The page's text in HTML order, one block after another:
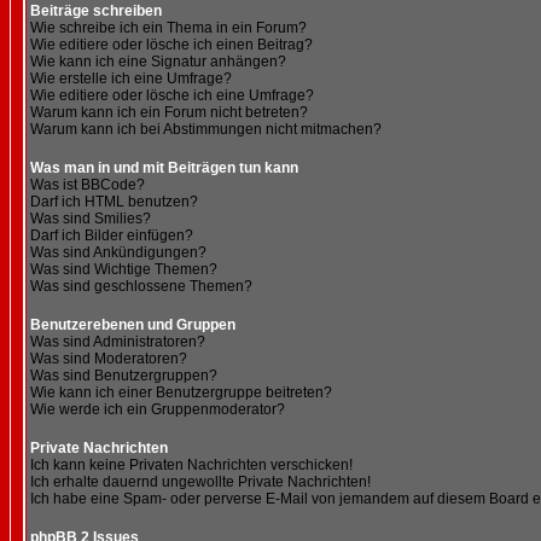
Beiträge schreiben
Wie schreibe ich ein Thema in ein Forum?
Wie editiere oder lösche ich einen Beitrag?
Wie kann ich eine Signatur anhängen?
Wie erstelle ich eine Umfrage?
Wie editiere oder lösche ich eine Umfrage?
Warum kann ich ein Forum nicht betreten?
Warum kann ich bei Abstimmungen nicht mitmachen?
Was man in und mit Beiträgen tun kann
Was ist BBCode?
Darf ich HTML benutzen?
Was sind Smilies?
Darf ich Bilder einfügen?
Was sind Ankündigungen?
Was sind Wichtige Themen?
Was sind geschlossene Themen?
Benutzerebenen und Gruppen
Was sind Administratoren?
Was sind Moderatoren?
Was sind Benutzergruppen?
Wie kann ich einer Benutzergruppe beitreten?
Wie werde ich ein Gruppenmoderator?
Private Nachrichten
Ich kann keine Privaten Nachrichten verschicken!
Ich erhalte dauernd ungewollte Private Nachrichten!
Ich habe eine Spam- oder perverse E-Mail von jemandem auf diesem Board
phpBB 2 Issues